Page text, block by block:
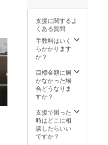
え等承
りま
す。 対
応期
限：
2025年
クレス
＋お礼
のメー
アドレ
ス・お
届け先
をご記
色（商
：
黒、
キャメ
ル、
チョコ
からお
選びく
ださ
い） 色
裏）
：キナ
リ（こ
ちらの
支援に関するよ
くある質問
手数料はいく
らかかります
か？
目標金額に届
かなかった場
合どうなりま
すか？
支援で困った
時はどこに相
談したらいい
ですか？